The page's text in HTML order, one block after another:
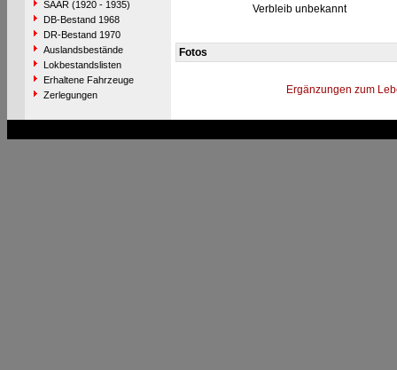
SAAR (1920 - 1935)
DB-Bestand 1968
DR-Bestand 1970
Auslandsbestände
Lokbestandslisten
Erhaltene Fahrzeuge
Zerlegungen
Verbleib unbekannt
Fotos
Ergänzungen zum